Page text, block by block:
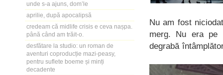
unde s-a ajuns, dom’le
aprilie, după apocalipsă
credeam că midlife crisis e ceva nașpa.
până când am trăit-o.
desfătare la studio: un roman de
aventuri coproducție mazi-peasy,
pentru suflete boeme și minți
decadente
Nu am fost
merg. Nu era
degrabă